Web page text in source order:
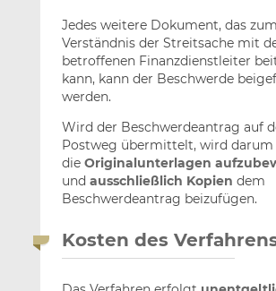
Jedes weitere Dokument, das zum
Verständnis der Streitsache mit
betroffenen Finanzdienstleiter
kann, kann der Beschwerde
werden.
Wird der Beschwerdeantrag auf
Postweg übermittelt, wird darum
die Originalunterlagen
und ausschließlich Kopien dem
Beschwerdeantrag beizufügen.
Kosten des